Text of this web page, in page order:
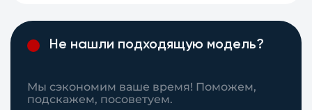
Не нашли подходящую модель?
Мы сэкономим ваше время! Поможем,
подскажем, посоветуем.